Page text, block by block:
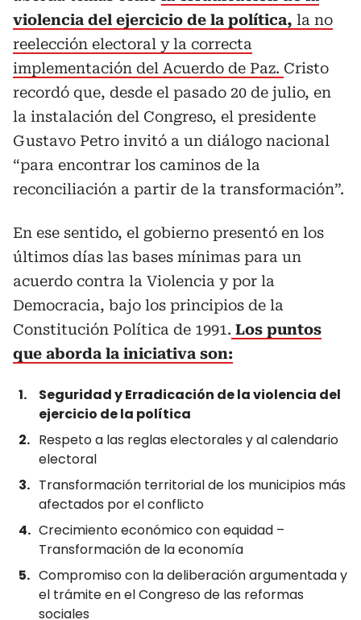
violencia del ejercicio de la política, la no
reelección electoral y la correcta
implementación del Acuerdo de Paz. Cristo
recordó que, desde el pasado 20 de julio, en
la instalación del Congreso, el presidente
Gustavo Petro invitó a un diálogo nacional
“para encontrar los caminos de la
reconciliación a partir de la transformación”.
En ese sentido, el gobierno presentó en los
últimos días las bases mínimas para un
acuerdo contra la Violencia y por la
Democracia, bajo los principios de la
Constitución Política de 1991. Los puntos
que aborda la iniciativa son:
Seguridad y Erradicación de la violencia del
ejercicio de la política
Respeto a las reglas electorales y al calendario
electoral
Transformación territorial de los municipios más
afectados por el conflicto
Crecimiento económico con equidad –
Transformación de la economía
Compromiso con la deliberación argumentada y
el trámite en el Congreso de las reformas
sociales